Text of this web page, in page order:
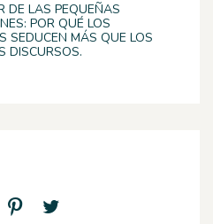
DE LAS PEQUEÑAS
POR QUÉ LOS
SEDUCEN MÁS QUE LOS
DISCURSOS.